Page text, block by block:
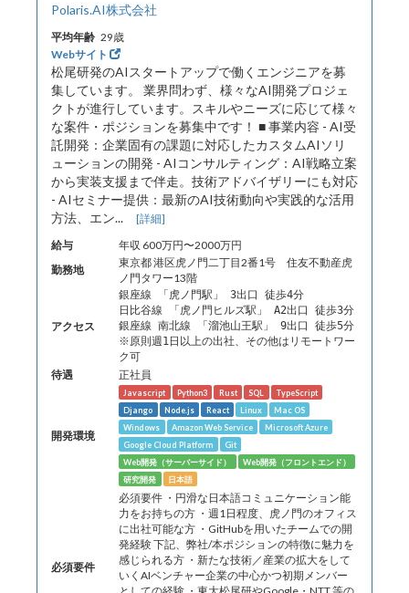
Polaris.AI株式会社
平均年齢 29歳
Webサイト
松尾研発のAIスタートアップで働くエンジニアを募
集しています。 業界問わず、様々なAI開発プロジェ
クトが進行しています。スキルやニーズに応じて様々
な案件・ポジションを募集中です！ ■ 事業内容 - AI受
託開発：企業固有の課題に対応したカスタムAIソリ
ューションの開発 - AIコンサルティング：AI戦略立案
から実装支援まで伴走。技術アドバイザリーにも対応
- AIセミナー提供：最新のAI技術動向や実践的な活用
方法、エン... [詳細]
給与
年収 600万円〜2000万円
勤務地
東京都 港区虎ノ門二丁目2番1号 住友不動産虎
ノ門タワー13階
アクセス
銀座線 「虎ノ門駅」 3出口 徒歩4分
日比谷線 「虎ノ門ヒルズ駅」 A2出口 徒歩3分
銀座線 南北線 「溜池山王駅」 9出口 徒歩5分
※原則週1日以上の出社、その他はリモートワー
ク可
待遇 正社員
開発環境
Javascript Python3 Rust SQL
TypeScript
Django
Node.js React Linux
Mac OS
Windows
Amazon Web Service
Microsoft Azure
Google Cloud Platform
Git
Web開発（サーバーサイド）
Web開発（フロントエンド）
研究開発
日本語
必須要件
必須要件 ・円滑な日本語コミュニケーション能
力をお持ちの方 ・週1日程度、虎ノ門のオフィス
に出社可能な方 ・GitHubを用いたチームでの開
発経験 下記、弊社/本ポジションの特徴に魅力を
感じられる方 ・新たな技術／産業の拡大をして
いくAIベンチャー企業の中心かつ初期メンバー